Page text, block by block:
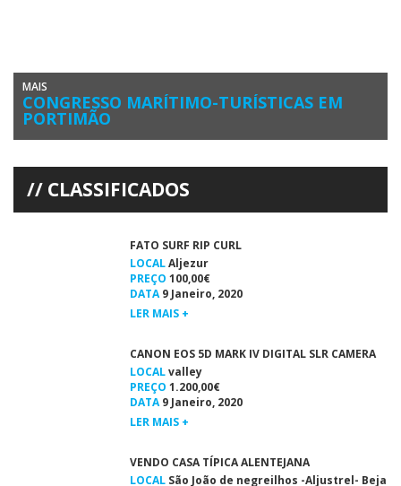
MAIS
CONGRESSO MARÍTIMO-TURÍSTICAS EM
PORTIMÃO
O I Congresso das Marítimo-Turísticas vai realizar-se amanhã, sábado
CLASSIFICADOS
FATO SURF RIP CURL
LOCALAljezur
PREÇO 100,00€
DATA9 Janeiro, 2020
LER MAIS +
CANON EOS 5D MARK IV DIGITAL SLR CAMERA
LOCALvalley
PREÇO 1.200,00€
DATA9 Janeiro, 2020
LER MAIS +
VENDO CASA TÍPICA ALENTEJANA
LOCAL São João de negreilhos -Aljustrel- Beja